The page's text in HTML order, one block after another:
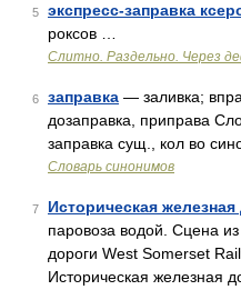
5 экспресс-заправка
роксов …
Слитно. Раздельно. Через
6 заправка — заливка;
дозаправка, приправа
заправка сущ., кол во
Словарь синонимов
7 Историческая железная
паровоза водой. Сцена
дороги West Somerset
Историческая железная